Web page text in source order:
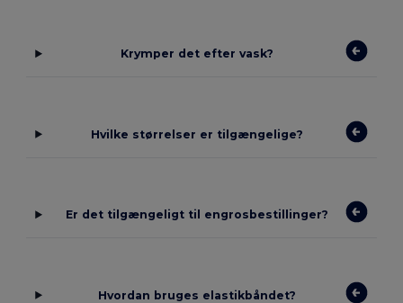
Krymper det efter vask?
Hvilke størrelser er tilgængelige?
Er det tilgængeligt til engrosbestillinger?
Hvordan bruges elastikbåndet?